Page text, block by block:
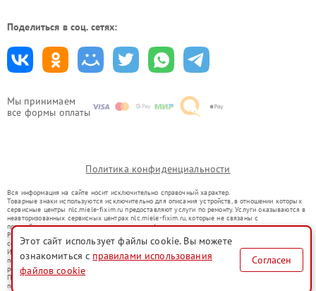
Мы принимаем
все формы оплаты
Поделиться в соц. сетях:
Политика конфиденциальности
Вся информация на сайте носит исключительно справочный характер.
Товарные знаки используются исключительно для описания устройств, в отношении которых
сервисные центры nlc.miele-fixim.ru предоставляют услуги по ремонту. Услуги оказываются в
неавторизованных сервисных центрах nlc.miele-fixim.ru, которые не связаны с
правообладателями товарных знаков или их официальными представителями.
Ремонт осуществляется для устройств, уже введенных в гражданский оборот в соответствии
со статьей 1487 ГК РФ.
Использование товарных знаков не преследует цели индивидуализации услуг или введения
потребителей в заблуждение, а служит для информирования о предоставляемых услугах по
ремонту техники указанных брендов.
Представленная на сайте информация не является публичной офертой, определяемой
положениями Статьи 437(2) Гражданского кодекса РФ
Этот сайт использует файлы cookie. Вы можете
ознакомиться с правилами использования
файлов cookie
Согласен